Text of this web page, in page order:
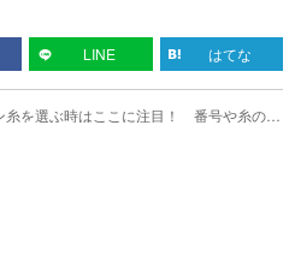
LINE はてな
糸を選ぶ時はここに注目！ 番号や糸の色
方を紹介